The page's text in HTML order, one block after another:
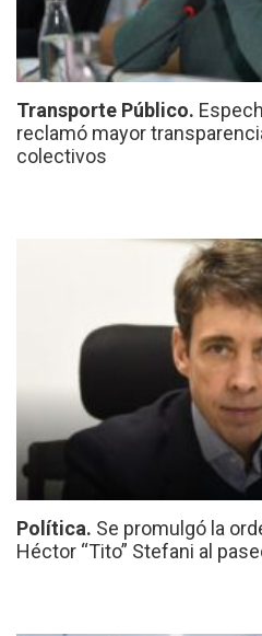
Transporte Público.
reclamó mayor
colectivos
Política. Se promulgó la
Héctor “Tito” Stefani al